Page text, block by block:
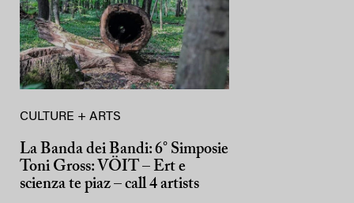
CULTURE + ARTS
La Banda dei Bandi: 6° Simposie
Toni Gross: VÖIT – Ert e
scienza te piaz – call 4 artists